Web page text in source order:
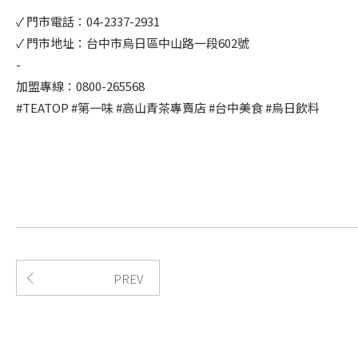
✓ 門市電話：04-2337-2931
✓ 門市地址：台中市烏日區中山路一段602號
-
加盟專線：0800-265568
#TEATOP #第一味 #高山青茶專賣店 #台中美食 #烏日飲料
PREV